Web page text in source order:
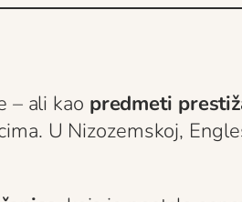
– ali kao predmeti
U Nizozemskoj,